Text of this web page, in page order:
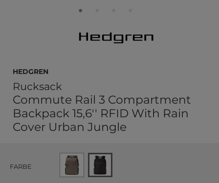
Hedgren
Rucksack
Commute Rail 3 Compartment
Backpack 15,6'' RFID With Rain
Cover Urban Jungle
FARBE